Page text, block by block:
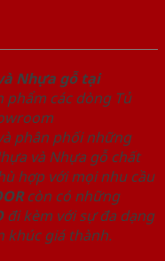
Nhựa gỗ tại
các dòng Tủ
phân phối những
và Nhựa gỗ chất
hợp với mọi nhu cầu
còn có những
đi kèm với sự đa dạng
khúc giá thành.